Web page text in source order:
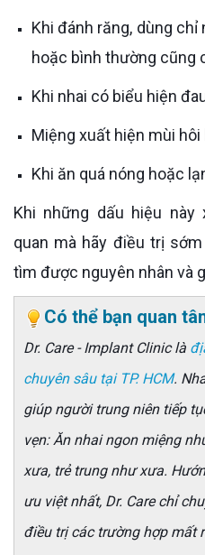
Khi đánh răng, dùng chỉ nha khoa, ăn các vật cứng,
hoặc bình thường cũng
Khi nhai có biểu hiện
Miệng xuất hiện mùi
Khi ăn quá nóng hoặc
Khi những dấu hiệu này xuất hiện, đừng nên chủ
quan mà hãy điều trị
tìm được nguyên nhân và
Có thể bạn quan
Dr. Care - Implant Clinic là
chuyên sâu tại TP. HCM.
giúp người trung niên tiếp
vẹn: Ăn nhai ngon miệng
xưa, trẻ trung như xưa.
ưu việt nhất, Dr. Care chỉ
điều trị các trường hợp mất